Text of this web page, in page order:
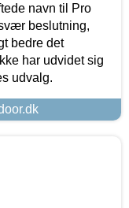
navn til Pro
beslutning,
bedre det
har udvidet sig
udvalg.